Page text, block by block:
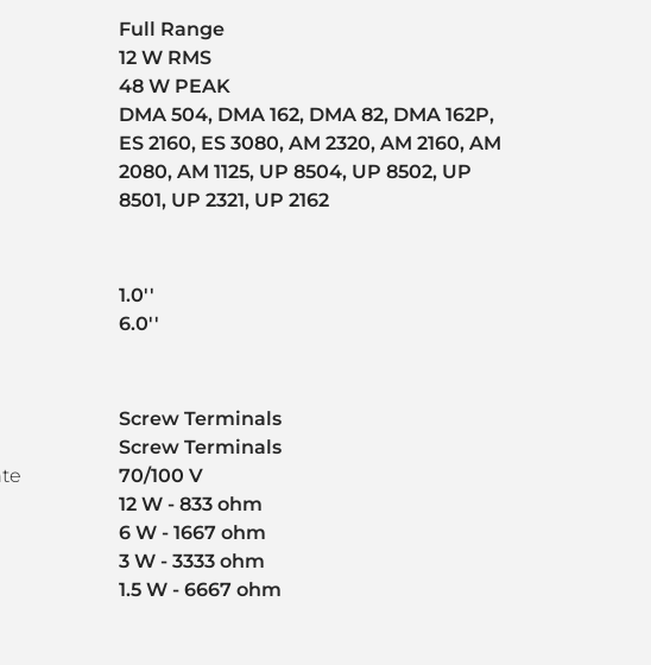
Full Range
12 W RMS
48 W PEAK
DMA 504, DMA 162, DMA 82, DMA 162P,
ES 2160, ES 3080, AM 2320, AM 2160, AM
2080, AM 1125, UP 8504, UP 8502, UP
8501, UP 2321, UP 2162
1.0''
6.0''
Screw Terminals
Screw Terminals
70/100 V
12 W - 833 ohm
6 W - 1667 ohm
3 W - 3333 ohm
1.5 W - 6667 ohm